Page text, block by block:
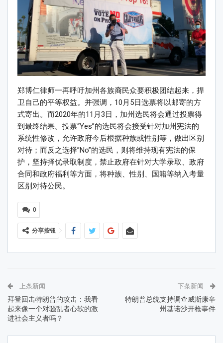
郑博仁律师一再呼吁加州各族裔民众要积极团结起来，捍
卫自己的平等权益。并强调，10月5日选票将以邮寄的方
式寄出。而2020年的11月3日，加州选民将会通过投票得
到最终结果。投票“Yes”的选民将会接受针对加州宪法的
系统性修改，允许政府今后根据种族或性别等，做出区别
对待；而反之选择”No”的选民，则将维持现有宪法的保
护，坚持择优录取制度，禁止政府在针对大学录取、政府
合同和政府福利等方面，将种族、性别、国籍等纳入考量
区别对待公民。
0
分享按钮
上条新闻
拜登回击特朗普的攻击：我看
起来像一个对骚乱者心软的激
进社会主义者吗？
下条新闻
特朗普总统支持调查威斯康辛
州基诺沙开枪事件